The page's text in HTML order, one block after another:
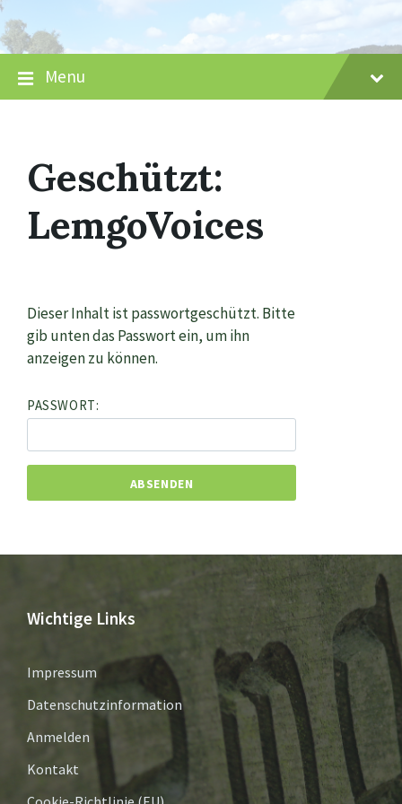
Skip
to
content
Skip
to
main
navigation
Skip
to
footer
Menu
Geschützt:
LemgoVoices
Dieser Inhalt ist passwortgeschützt. Bitte
gib unten das Passwort ein, um ihn
anzeigen zu können.
PASSWORT:
Wichtige Links
Impressum
Datenschutzinformation
Anmelden
Kontakt